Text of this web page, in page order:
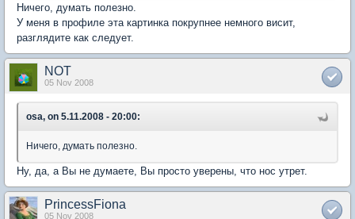
Ничего, думать полезно.
У меня в профиле эта картинка покрупнее немного висит,
разглядите как следует.
NOT
05 Nov 2008
osa, on 5.11.2008 - 20:00:
Ничего, думать полезно.
Ну, да, а Вы не думаете, Вы просто уверены, что нос утрет.
PrincessFiona
05 Nov 2008